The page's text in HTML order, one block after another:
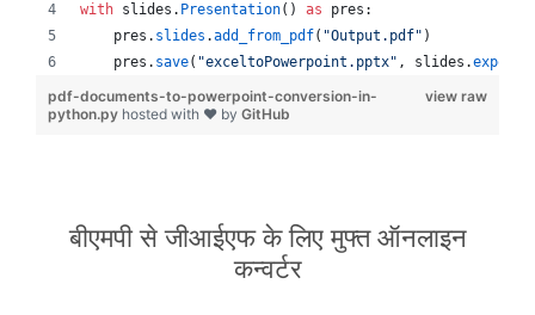
with slides . Presentation() as pres :
pres . slides .add_from_pdf( "Output.pdf" )
pres . save( "exceltoPowerpoint.pptx" , slides .export
view raw
pdf-documents-to-powerpoint-conversion-in-
python.py hosted with ❤ by GitHub
बीएमपी से जीआईएफ के लिए मुफ्त ऑनलाइन
कन्वर्टर